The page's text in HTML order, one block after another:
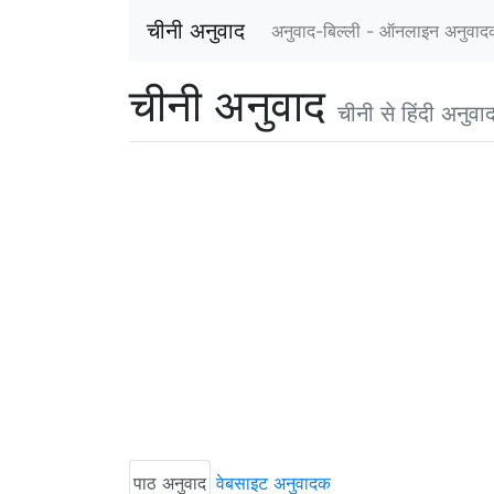
चीनी अनुवाद अनुवाद-बिल्ली - ऑनलाइन
चीनी अनुवादचीनी से हिंदी
पाठ अनुवाद वेबसाइट अनुवादक